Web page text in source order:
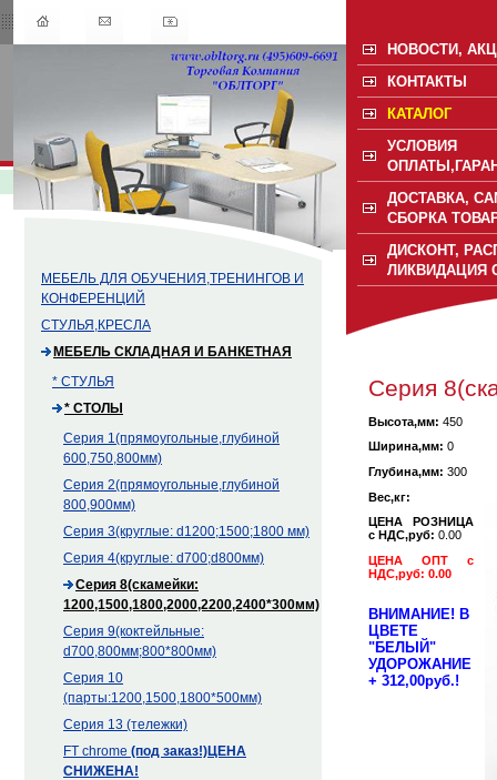
МЕБЕЛЬ ДЛЯ ОБУЧЕНИЯ,ТРЕНИНГОВ И
КОНФЕРЕНЦИЙ
СТУЛЬЯ,КРЕСЛА
МЕБЕЛЬ СКЛАДНАЯ И БАНКЕТНАЯ
* СТУЛЬЯ
* СТОЛЫ
Cерия 1(прямоугольные,глубиной
600,750,800мм)
Серия 2(прямоугольные,глубиной
800,900мм)
Серия 3(круглые: d1200;1500;1800 мм)
Серия 4(круглые: d700;d800мм)
Серия 8(скамейки:
1200,1500,1800,2000,2200,2400*300мм)
Серия 9(коктейльные:
d700,800мм;800*800мм)
Серия 10
(парты:1200,1500,1800*500мм)
Серия 13 (тележки)
FT chrome (под заказ!)ЦЕНА
СНИЖЕНА!
НОВОСТИ,
КОНТАКТЫ
КАТАЛОГ
УСЛОВИЯ
ДОСТАВКА,
СБОРКА
ДИСКОНТ,
ЛИКВИДАЦИЯ
Серия
Высота,мм: 450
Ширина,мм: 0
Глубина,мм: 300
Вес,кг:
ЦЕНА РОЗНИЦА
с НДС,руб: 0.00
ЦЕНА ОПТ с
НДС,руб: 0.00
ВНИМАНИЕ! В
ЦВЕТЕ
"БЕЛЫЙ"
УДОРОЖАНИЕ
+ 312,00руб.!